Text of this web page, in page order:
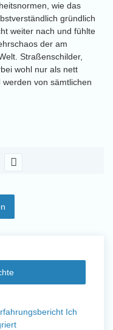
wie das
gründlich
weiter nach und fühlte
der am
Straßenschilder,
wohl nur als nett
von sämtlichen
Ich